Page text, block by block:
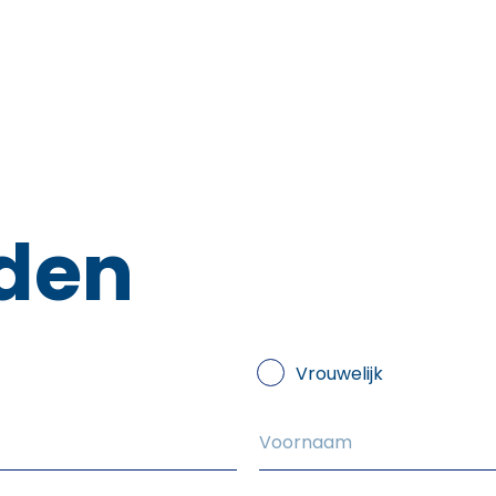
Vrouwelijk